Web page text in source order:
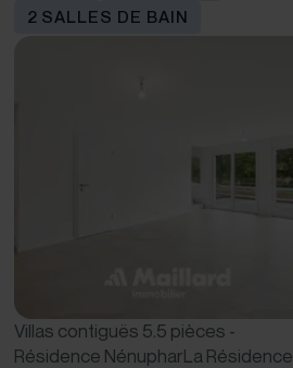
2 SALLES DE BAIN
Villas contiguës 5.5 pièces -
Résidence NénupharLa Résidence